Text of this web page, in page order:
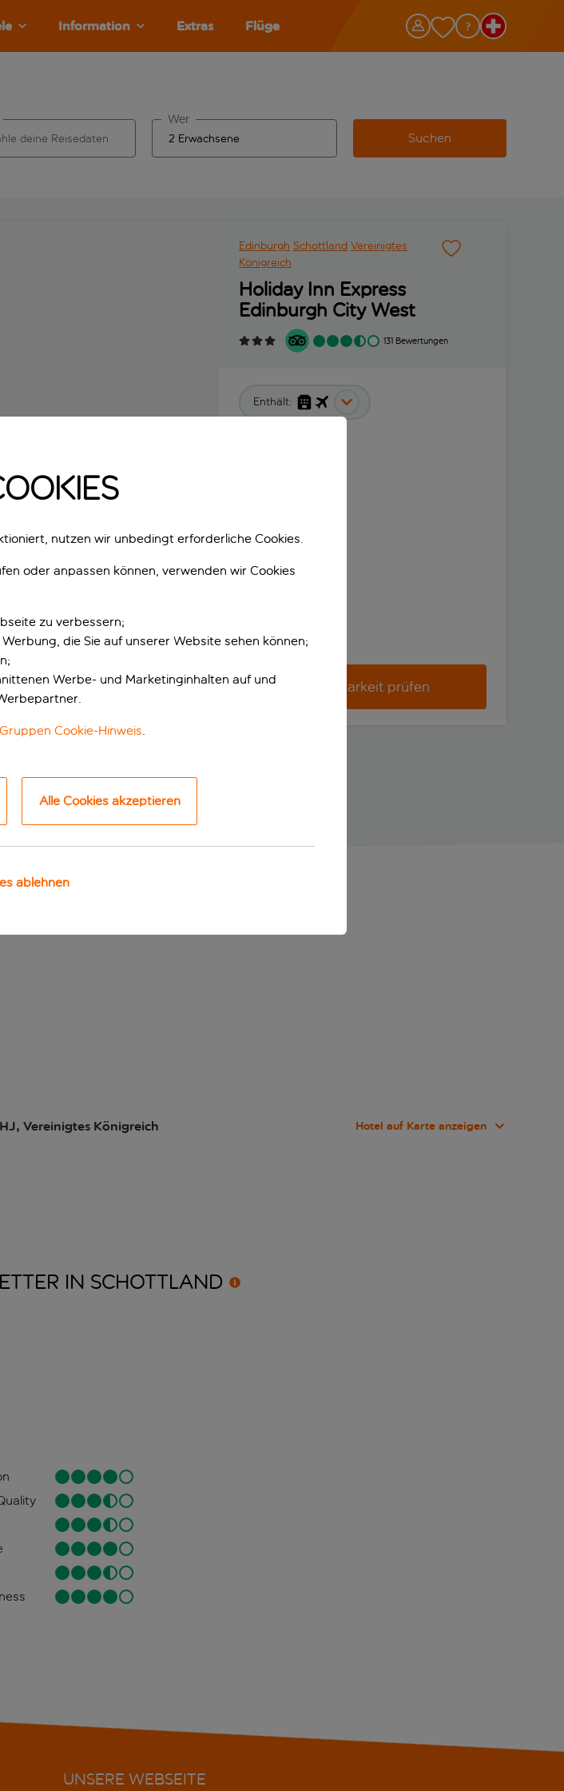
Information Extras Flüge
deine Reisedaten
Wer
Suchen
Edinburgh Schottland Vereinigtes
Königreich
Holiday Inn Express
Edinburgh City West
131 Bewertungen
Enthält:
Verfügbarkeit prüfen
Vereinigtes Königreich Hotel auf Karte anzeigen
IN SCHOTTLAND
UNSERE WEBSEITE
nutzen wir unbedingt erforderliche Cookies.
oder anpassen können, verwenden wir Cookies
zu verbessern;
die Sie auf unserer Website sehen können;
Werbe- und Marketinginhalten auf und
Gruppen Cookie-Hinweis.
Alle Cookies akzeptieren
ablehnen